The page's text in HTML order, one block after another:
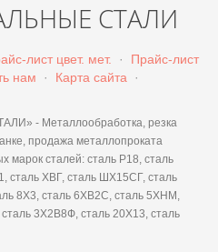
СТАЛИ
лист цвет. мет. ·
Прайс-лист
нам · Карта сайта
·
- Металлообработка, резка
продажа металлопроката
марок сталей: сталь Р18, сталь
сталь ХВГ, сталь ШХ15СГ, сталь
8Х3, сталь 6ХВ2С, сталь 5ХНМ,
3Х2В8Ф, сталь 20Х13, сталь